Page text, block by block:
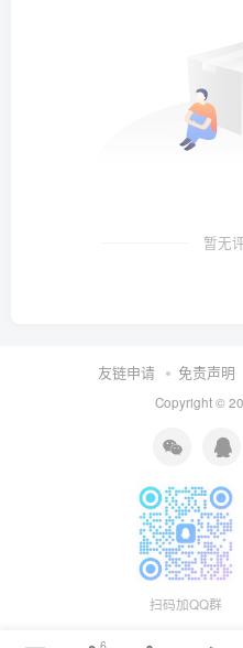
暂无
友链申请 免责声明
Copyright ©
扫码加QQ群